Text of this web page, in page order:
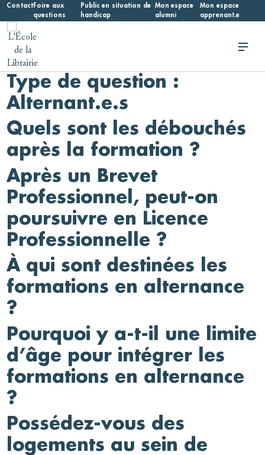
Skip
content
ContactFoire aux
questions
Public en situation de
handicap
Mon espace
alumni
Mon espace
apprenant.e
L'École de la Librairie
L'École de la Librairie – INFL
Type de question :
Alternant.e.s
Quels sont les débouchés
après la formation ?
Après un Brevet
Professionnel, peut-on
poursuivre en Licence
Professionnelle ?
À qui sont destinées les
formations en alternance
?
Pourquoi y a-t-il une limite
d’âge pour intégrer les
formations en alternance
?
Possédez-vous des
logements au sein de